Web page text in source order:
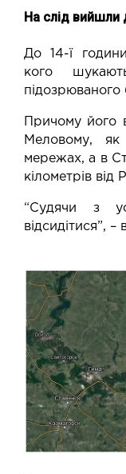
На слід вийшли
До 14-ї
кого
Причому його
Меловому, як
мережах, а в
кілометрів від
“Судячи з
відсидітися”,